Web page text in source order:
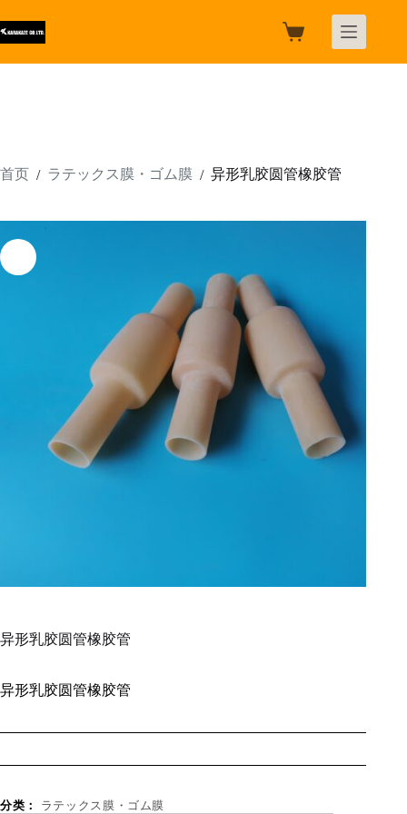
过
内
容
购
首页 / ラテックス膜・ゴム膜 / 异形乳胶圆管橡胶管
异形乳胶圆管橡胶管
异形乳胶圆管橡胶管
分类： ラテックス膜・ゴム膜